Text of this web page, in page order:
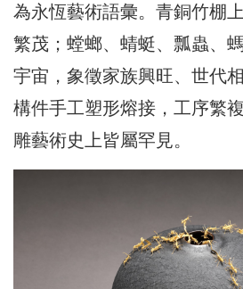
為永恆藝術語彙。青銅竹棚
繁茂；螳螂、蜻蜓、瓢蟲、
宇宙，象徵家族興旺、世代
構件手工塑形熔接，工序繁
雕藝術史上皆屬罕見。